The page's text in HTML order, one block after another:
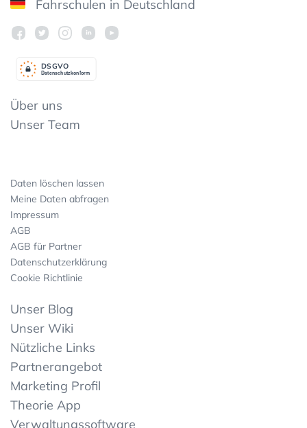
Fahrschulen in Deutschland
Datenschutzkonform
DSGVO
Über uns
Unser Team
Daten löschen lassen
Meine Daten abfragen
Impressum
AGB
AGB für Partner
Datenschutzerklärung
Cookie Richtlinie
Unser Blog
Unser Wiki
Nützliche Links
Partnerangebot
Marketing Profil
Theorie App
Verwaltungssoftware